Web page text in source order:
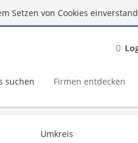
Setzen von Cookies
suchen Firmen entdecken
Umkreis